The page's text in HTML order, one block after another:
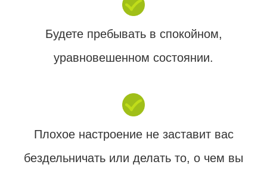
Будете пребывать в спокойном,
уравновешенном состоянии.
Плохое настроение не заставит вас
бездельничать или делать то, о чем вы